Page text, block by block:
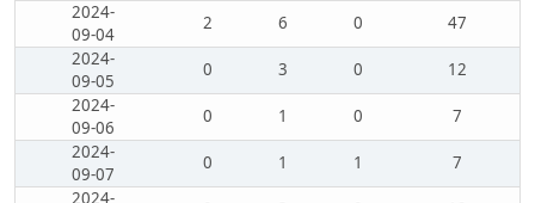
2024-
09-04
2 6 0
47
2024-
09-05
0 3 0
12
2024-
09-06
0 1 0
7
2024-
09-07
0 1 1
7
2024-